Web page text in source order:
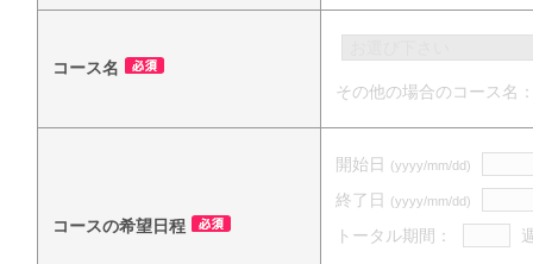
コース名
その他の場合のコース名
コースの希望日程
開始日 (yyyy/mm/dd)
終了日 (yyyy/mm/dd)
トータル期間：